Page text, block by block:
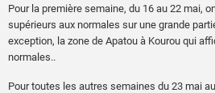
Pour la première semaine, du 16 au 22 mai,
supérieurs aux normales sur une grande
exception, la zone de Apatou à Kourou qui
normales..
Pour toutes les autres semaines du 23 mai